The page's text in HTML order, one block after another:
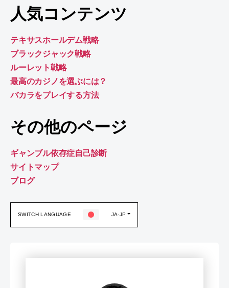
人気コンテンツ
テキサスホールデム戦略
ブラックジャック戦略
ルーレット戦略
最高のカジノを選ぶには？
バカラをプレイする方法
その他のページ
ギャンブル依存症自己診断
サイトマップ
ブログ
SWITCH LANGUAGE JA-JP